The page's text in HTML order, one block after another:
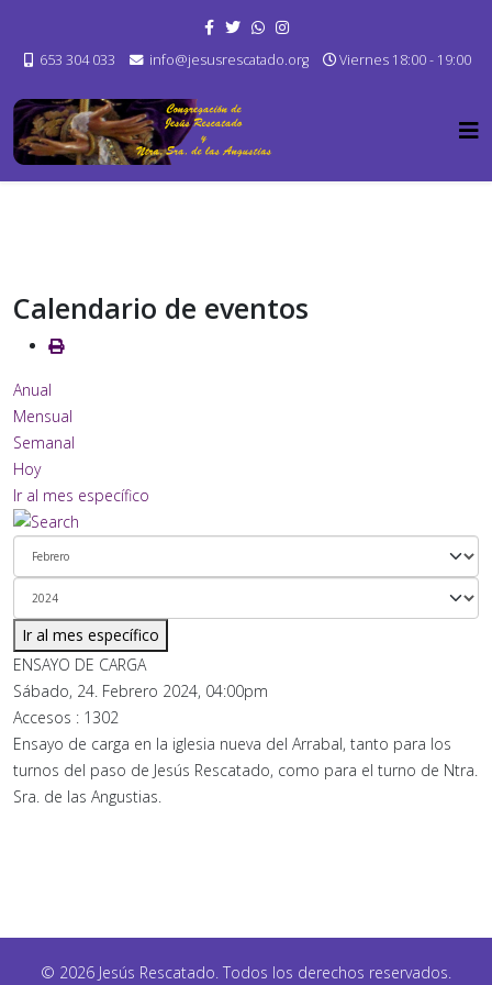
653 304 033 info@jesusrescatado.org Viernes 18:00 - 19:00
Calendario de eventos
Anual
Mensual
Semanal
Hoy
Ir al mes específico
Ir al mes específico
ENSAYO DE CARGA
Sábado, 24. Febrero 2024, 04:00pm
Accesos : 1302
Ensayo de carga en la iglesia nueva del Arrabal, tanto para los
turnos del paso de Jesús Rescatado, como para el turno de Ntra.
Sra. de las Angustias.
© 2026 Jesús Rescatado. Todos los derechos reservados.